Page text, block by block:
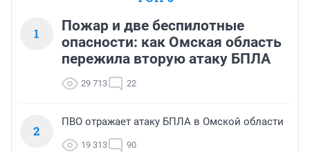
1
Пожар и две беспилотные
опасности: как Омская область
пережила вторую атаку БПЛА
29 713 22
2
ПВО отражает атаку БПЛА в Омской области
19 313 90